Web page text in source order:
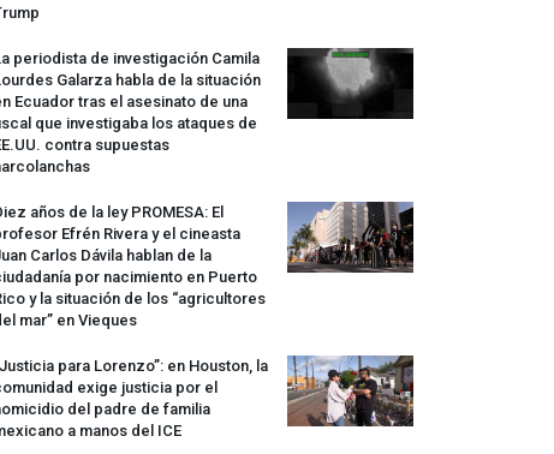
periodista de investigación Camila
Galarza habla de la situación
Ecuador tras el asesinato de una
que investigaba los ataques de
contra supuestas
años de la leyPROMESA: El
Efrén Rivera y el cineasta
Carlos Dávila hablan de la
por nacimiento en Puerto
y la situación de los “agricultores
mar” en Vieques
para Lorenzo”: en Houston, la
exige justicia por el
del padre de familia
a manos del ICE